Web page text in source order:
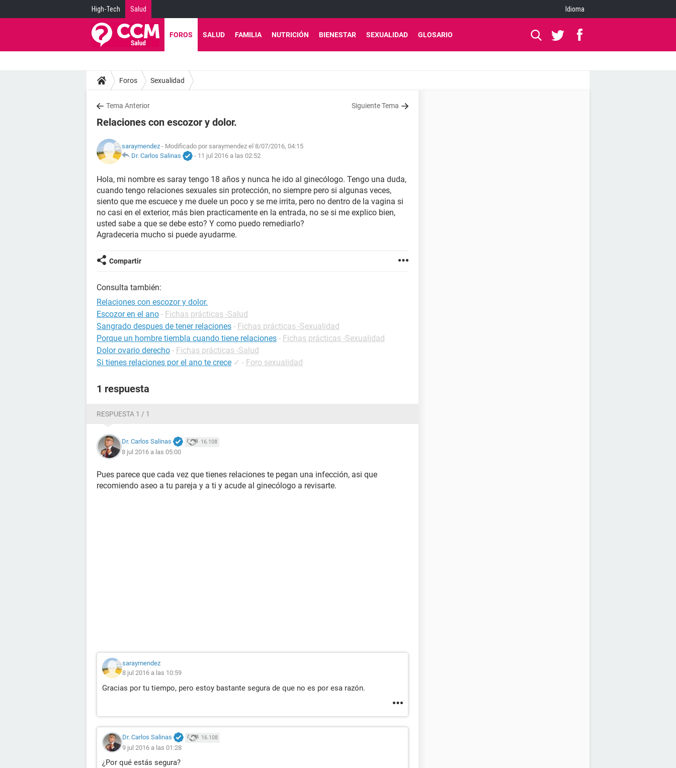
High-Tech Salud Idioma
FOROS SALUD FAMILIA NUTRICIÓN BIENESTAR SEXUALIDAD GLOSARIO
Foros Sexualidad
Tema Anterior Siguiente Tema
Relaciones con escozor y dolor.
saraymendez - Modificado por saraymendez el 8/07/2016, 04:15
Dr. Carlos Salinas
- 11 jul 2016 a las 02:52
Hola, mi nombre es saray tengo 18 años y nunca he ido al ginecólogo. Tengo una duda,
cuando tengo relaciones sexuales sin protección, no siempre pero si algunas veces,
siento que me escuece y me duele un poco y se me irrita, pero no dentro de la vagina si
no casi en el exterior, más bien practicamente en la entrada, no se si me explico bien,
usted sabe a que se debe esto? Y como puedo remediarlo?
Agradeceria mucho si puede ayudarme.
Compartir
Consulta también:
Relaciones con escozor y dolor.
Escozor en el ano - Fichas prácticas -Salud
Sangrado despues de tener relaciones - Fichas prácticas -Sexualidad
Porque un hombre tiembla cuando tiene relaciones - Fichas prácticas -Sexualidad
Dolor ovario derecho - Fichas prácticas -Salud
Si tienes relaciones por el ano te crece ✓ - Foro sexualidad
1 respuesta
RESPUESTA 1 / 1
Dr. Carlos Salinas 16.108
8 jul 2016 a las 05:00
Pues parece que cada vez que tienes relaciones te pegan una infección, asi que
recomiendo aseo a tu pareja y a ti y acude al ginecólogo a revisarte.
saraymendez
8 jul 2016 a las 10:59
Gracias por tu tiempo, pero estoy bastante segura de que no es por esa razón.
Dr. Carlos Salinas 16.108
9 jul 2016 a las 01:28
¿Por qué estás segura?